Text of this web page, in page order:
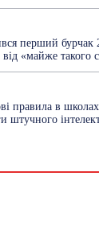
перший бурчак
«майже такого
правила в
штучного